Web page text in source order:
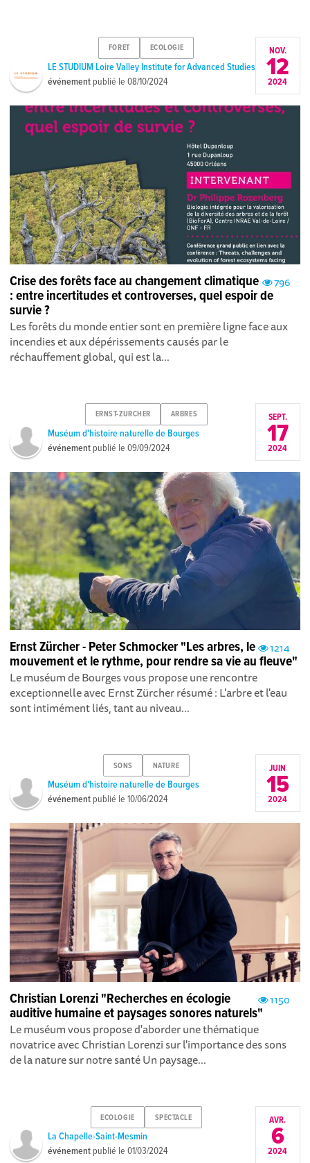
FORET ECOLOGIE
LE STUDIUM Loire Valley Institute for Advanced Studies
événement publié le08/10/2024
NOV.
12
2024
796
Crise des forêts face au changement climatique
: entre incertitudes et controverses, quel espoir de
survie ?
Les forêts du monde entier sont en première ligne face aux
incendies et aux dépérissements causés par le
réchauffement global, qui est la...
ERNST-ZURCHER ARBRES
Muséum d'histoire naturelle de Bourges
événement publié le09/09/2024
SEPT.
17
2024
1214
Ernst Zürcher - Peter Schmocker "Les arbres, le
mouvement et le rythme, pour rendre sa vie au fleuve"
Le muséum de Bourges vous propose une rencontre
exceptionnelle avec Ernst Zürcher résumé : L'arbre et l'eau
sont intimément liés, tant au niveau...
SONS NATURE
Muséum d'histoire naturelle de Bourges
événement publié le10/06/2024
JUIN
15
2024
1150
Christian Lorenzi "Recherches en écologie
auditive humaine et paysages sonores naturels"
Le muséum vous propose d'aborder une thématique
novatrice avec Christian Lorenzi sur l'importance des sons
de la nature sur notre santé Un paysage...
ECOLOGIE SPECTACLE
La Chapelle-Saint-Mesmin
événement publié le01/03/2024
AVR.
6
2024